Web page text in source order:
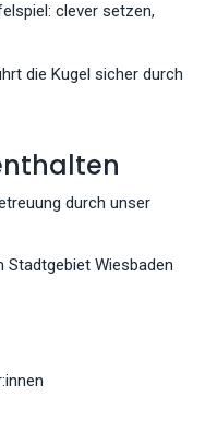
clever setzen,
die Kugel sicher durch
durch unser
Wiesbaden